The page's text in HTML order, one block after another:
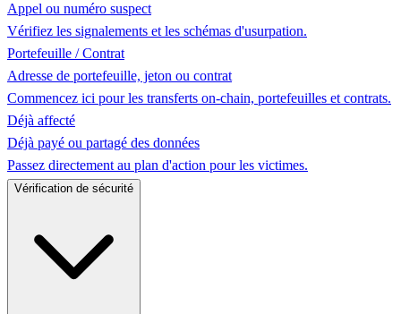
Appel ou numéro suspect
Vérifiez les signalements et les schémas d'usurpation.
Portefeuille / Contrat
Adresse de portefeuille, jeton ou contrat
Commencez ici pour les transferts on-chain, portefeuilles et contrats.
Déjà affecté
Déjà payé ou partagé des données
Passez directement au plan d'action pour les victimes.
Vérification de sécurité